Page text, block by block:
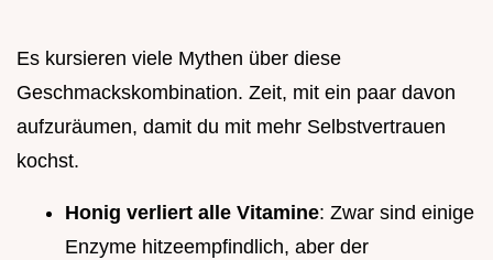
Es kursieren viele Mythen über diese
Geschmackskombination. Zeit, mit ein paar davon
aufzuräumen, damit du mit mehr Selbstvertrauen
kochst.
Honig verliert alle Vitamine: Zwar sind einige
Enzyme hitzeempfindlich, aber der